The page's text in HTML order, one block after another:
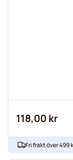
118,00 kr
Fri frakt över 499